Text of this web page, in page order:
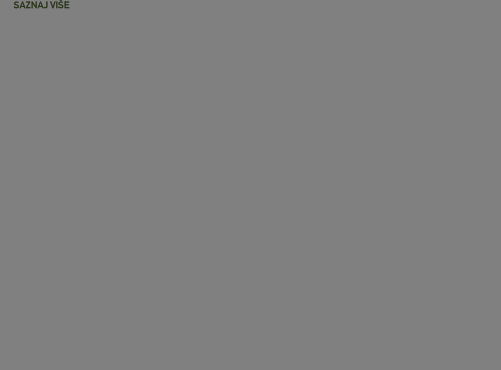
SAZNAJ VIŠE